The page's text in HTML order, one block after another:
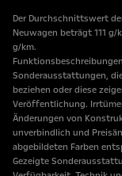
Der Durchschnittswert
Neuwagen beträgt 111
g/km.
Sonderausstattungen,
beziehen oder diese
Veröffentlichung.
Änderungen von
unverbindlich und
abgebildeten Farben
Gezeigte